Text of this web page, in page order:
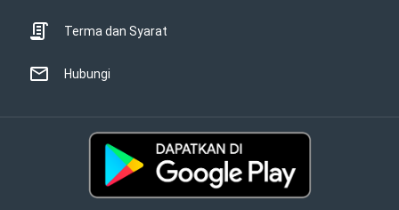
Terma dan Syarat
Hubungi